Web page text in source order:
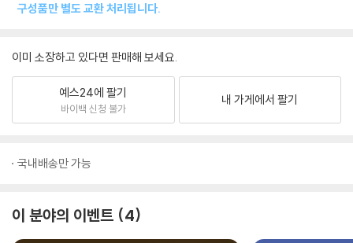
구성품만 별도 교환 처리됩니다.
이미 소장하고 있다면 판매해 보세요.
예스24에 팔기
바이백 신청 불가
내 가게에서 팔기
국내배송만 가능
이 분야의 이벤트 4